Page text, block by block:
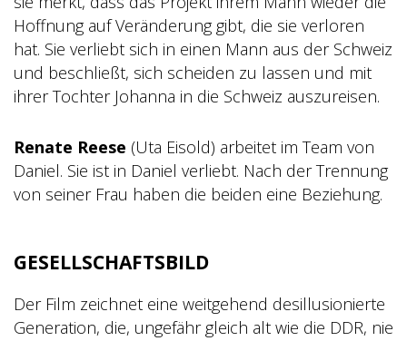
Hoffnung auf Veränderung gibt, die sie verloren
hat. Sie verliebt sich in einen Mann aus der Schweiz
und beschließt, sich scheiden zu lassen und mit
ihrer Tochter Johanna in die Schweiz auszureisen.
Renate Reese (Uta Eisold) arbeitet im Team von
Daniel. Sie ist in Daniel verliebt. Nach der Trennung
von seiner Frau haben die beiden eine Beziehung.
GESELLSCHAFTSBILD
Der Film zeichnet eine weitgehend desillusionierte
Generation, die, ungefähr gleich alt wie die DDR, nie